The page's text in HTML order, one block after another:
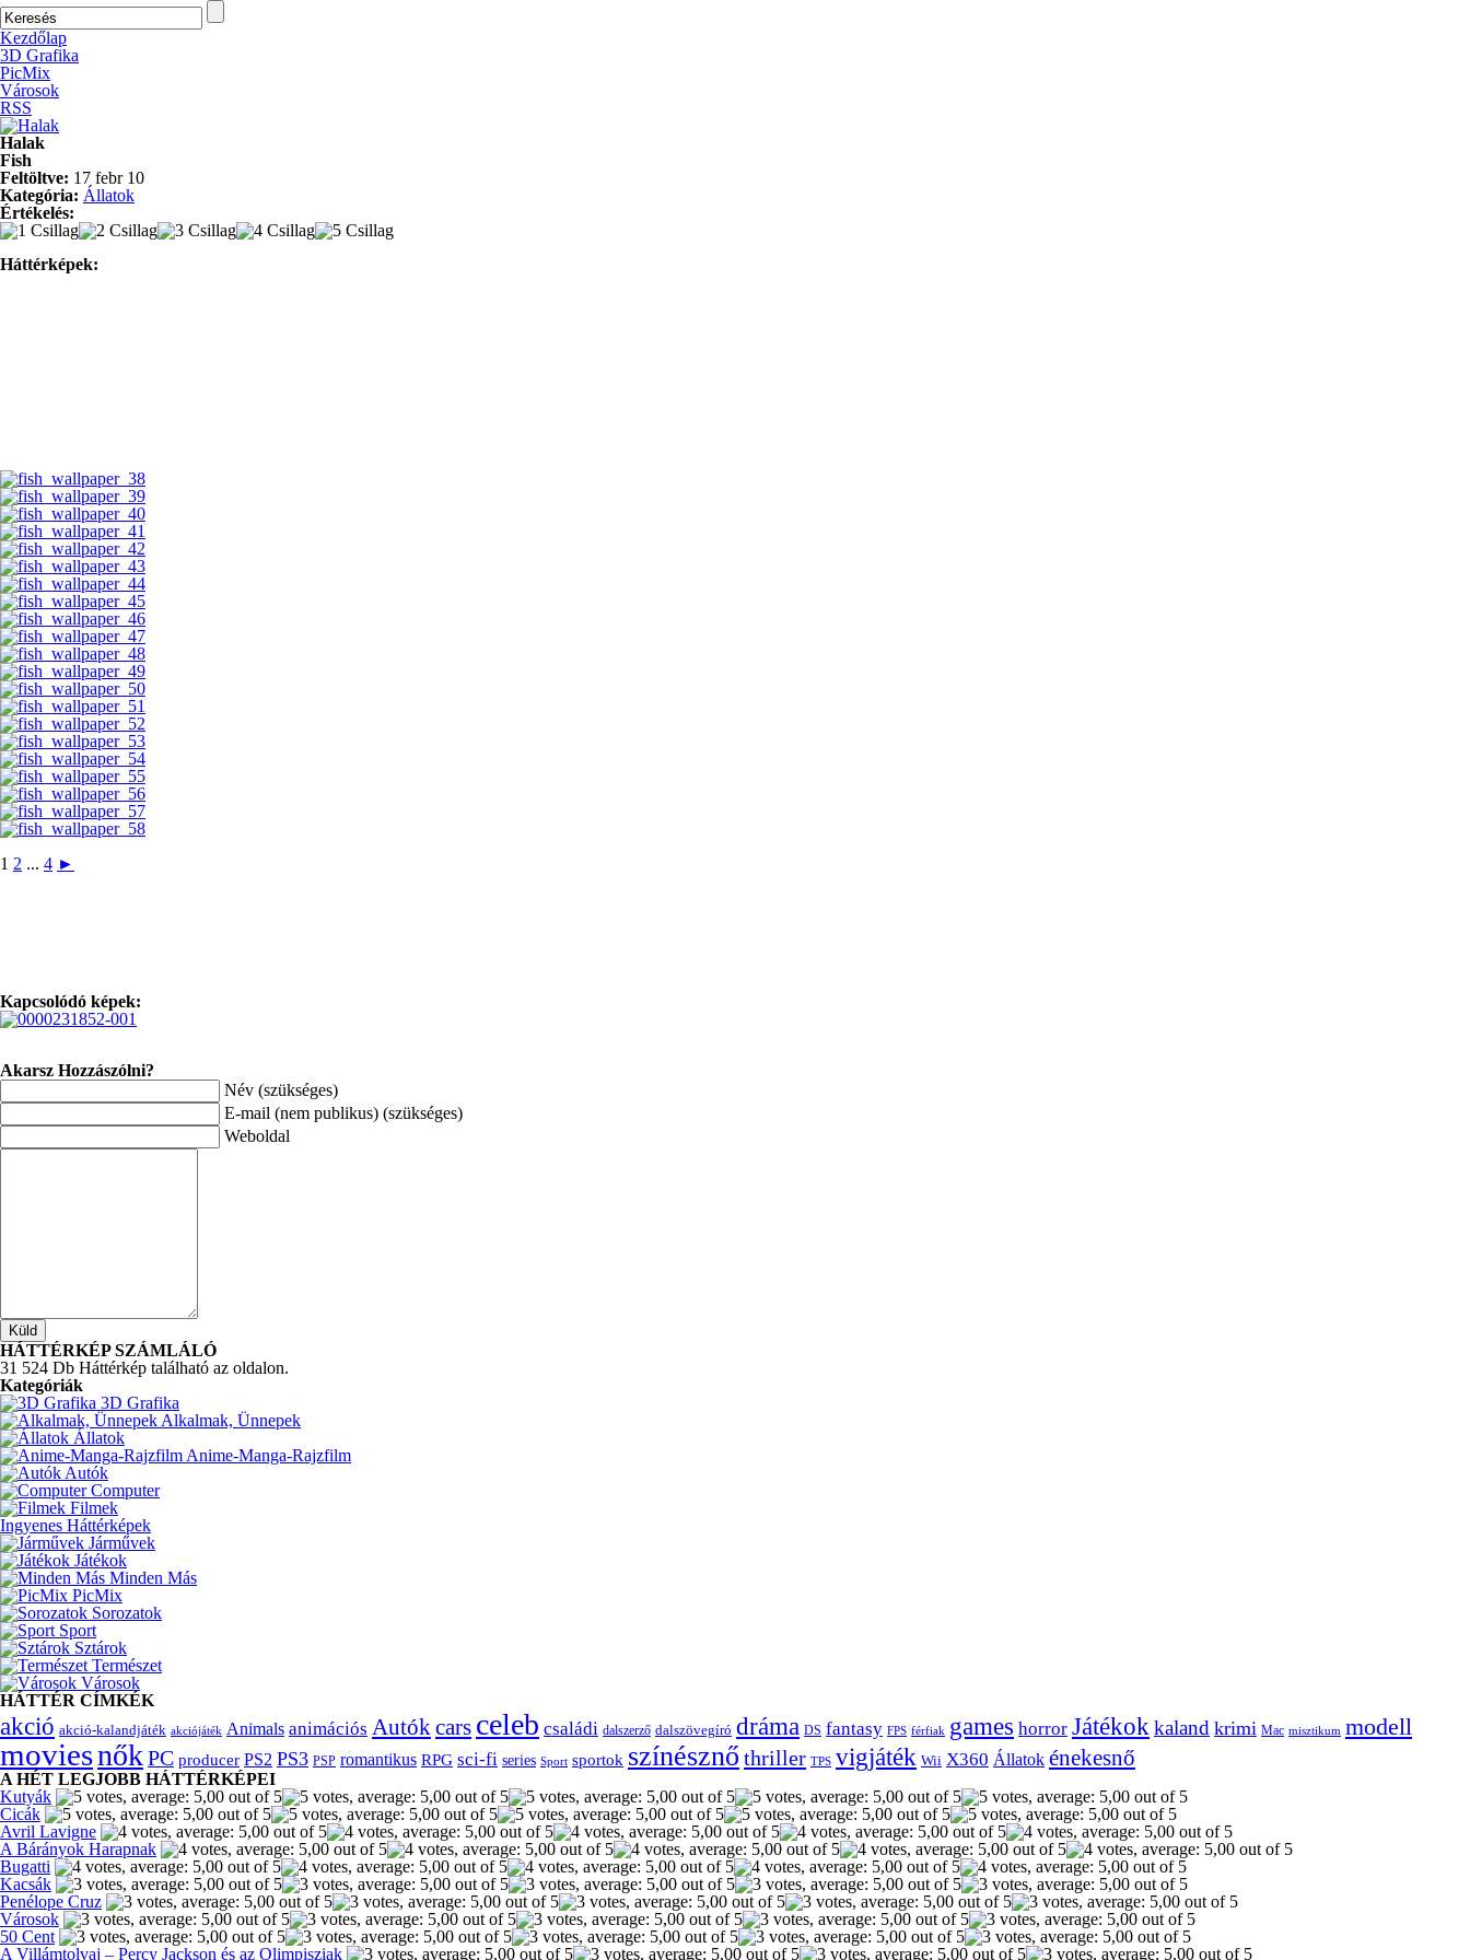
Kezdőlap
3D Grafika
PicMix
Városok
RSS
Halak
Fish
Feltöltve: 17 febr 10
Kategória: Állatok
Értékelés:
Háttérképek:
1 2 ... 4 ►
Kapcsolódó képek:
Akarsz Hozzászólni?
Név (szükséges)
E-mail (nem publikus) (szükséges)
Weboldal
HÁTTÉRKÉP SZÁMLÁLÓ
31 524 Db Háttérkép található az oldalon.
Kategóriák
3D Grafika
Alkalmak, Ünnepek
Állatok
Anime-Manga-Rajzfilm
Autók
Computer
Filmek
Ingyenes Háttérképek
Járművek
Játékok
Minden Más
PicMix
Sorozatok
Sport
Sztárok
Természet
Városok
HÁTTÉR CÍMKÉK
akció akció-kalandjáték akciójáték Animals animációs Autókcars celeb családi dalszerző dalszövegíró dráma DS fantasy FPS férfiak games horror Játékok kaland krimi Mac misztikum modell
moviesnőkPC producer PS2 PS3 PSP romantikus RPG sci-fi series Sport sportok színésznő thriller TPS vigjáték Wii X360 Állatok énekesnő
A HÉT LEGJOBB HÁTTÉRKÉPEI
Kutyák
Cicák
Avril Lavigne
A Bárányok Harapnak
Bugatti
Kacsák
Penélope Cruz
Városok
50 Cent
A Villámtolvaj – Percy Jackson és az Olimpisziak